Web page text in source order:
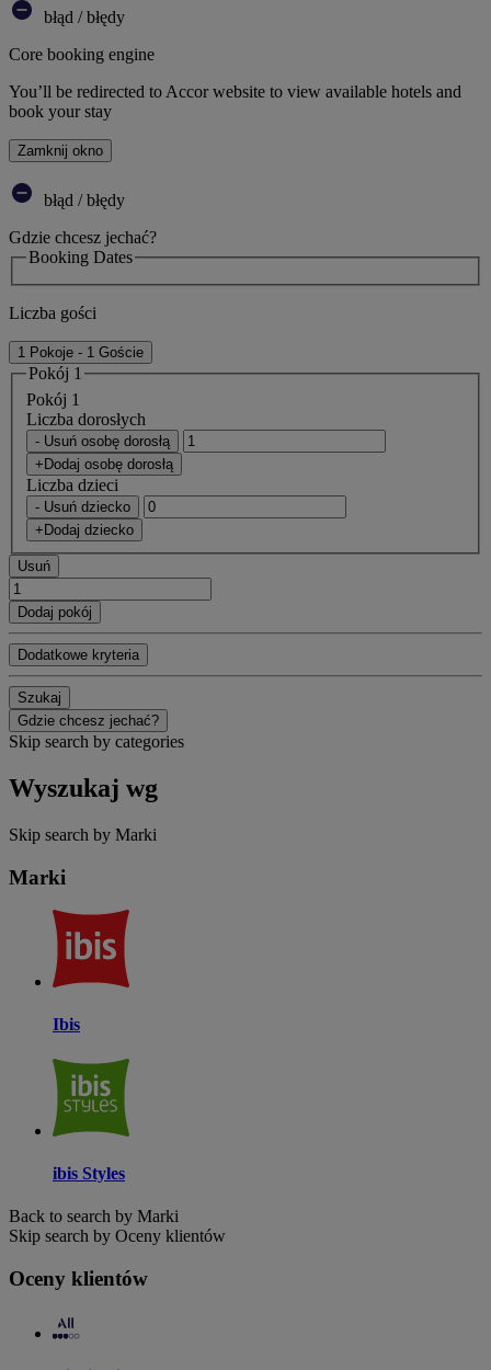
błąd / błędy
Core booking engine
You’ll be redirected to Accor website to view available hotels and
book your stay
Zamknij okno
błąd / błędy
Gdzie chcesz jechać?
Booking Dates
Liczba gości
1 Pokoje - 1 Goście
Pokój 1
Pokój 1
Liczba dorosłych
- Usuń osobę dorosłą
+Dodaj osobę dorosłą
Liczba dzieci
- Usuń dziecko
+Dodaj dziecko
Usuń
Dodaj pokój
Dodatkowe kryteria
Szukaj
Gdzie chcesz jechać?
Skip search by categories
Wyszukaj wg
Skip search by Marki
Marki
Ibis
ibis Styles
Back to search by Marki
Skip search by Oceny klientów
Oceny klientów